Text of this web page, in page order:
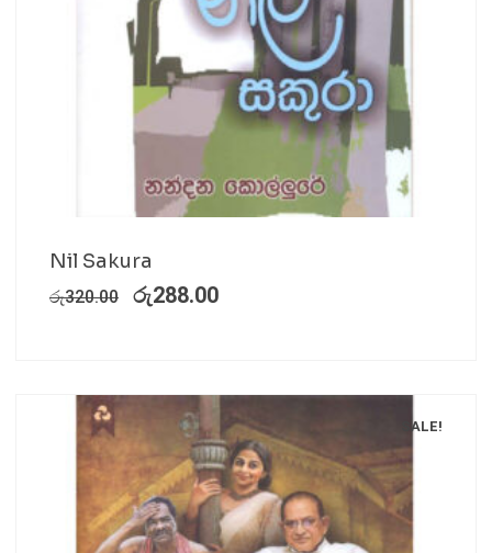
Nil Sakura
රු320.00 රු288.00
SALE!